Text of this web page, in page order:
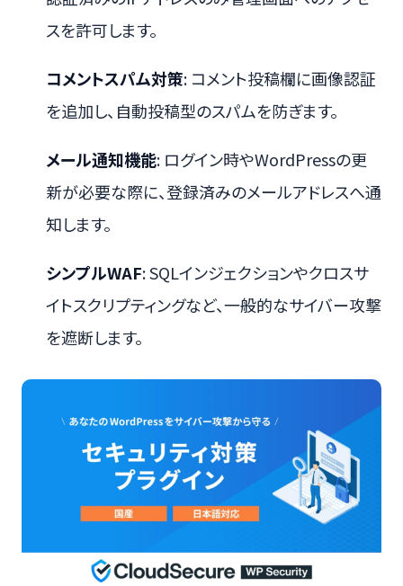
スを許可します。
コメントスパム対策: コメント投稿欄に画像認証
を追加し、自動投稿型のスパムを防ぎます。
メール通知機能: ログイン時やWordPressの更
新が必要な際に、登録済みのメールアドレスへ通
知します。
シンプルWAF: SQLインジェクションやクロスサ
イトスクリプティングなど、一般的なサイバー攻撃
を遮断します。